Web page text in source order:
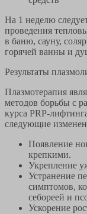
На 1 неделю
проведения
в баню, сауну,
горячей ванны и
Результаты
Плазмотерапия
методов борьбы с
курса PRP-
следующие
Появление
крепкими.
Укрепление
Устранение
симптомов,
себореей и
Ускорение